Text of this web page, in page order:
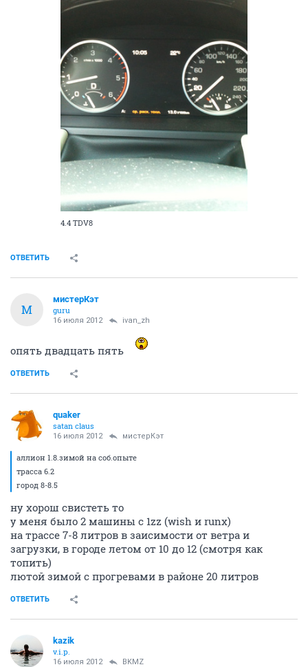
4.4 TDV8
ОТВЕТИТЬ
М
мистерКэт
guru
16 июля 2012 ivаn_zh
опять двадцать пять
ОТВЕТИТЬ
quaker
satan claus
16 июля 2012 мистерКэт
аллион 1.8.зимой на соб.опыте
трасса 6.2
город 8-8.5
ну хорош свистеть то
у меня было 2 машины с 1zz (wish и runx)
на трассе 7-8 литров в заисимости от ветра и
загрузки, в городе летом от 10 до 12 (смотря как
топить)
лютой зимой с прогревами в районе 20 литров
ОТВЕТИТЬ
kazik
v.i.p.
16 июля 2012 BKMZ